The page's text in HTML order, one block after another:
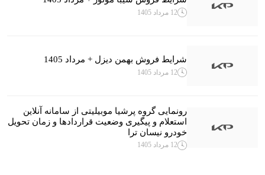
12 مرداد 1405
شرایط فروش بهمن دیزل + مرداد 1405
12 مرداد 1405
رونمایی گروه پرشیا موبیلیتی از سامانه آنلاین
استعلام و پیگیری وضعیت قراردادها و زمان تحویل
خودرو نیسان ترا
12 مرداد 1405